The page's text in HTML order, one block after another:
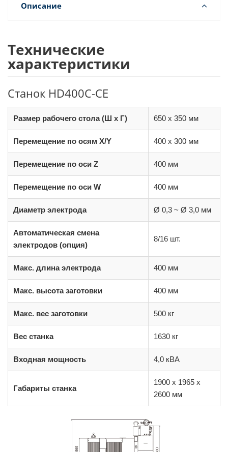
Описание
Технические
характеристики
Станок HD400C-CE
Размер рабочего стола (Ш x Г) 650 x 350 мм
Перемещение по осям X/Y 400 x 300 мм
Перемещение по оси Z 400 мм
Перемещение по оси W 400 мм
Диаметр электрода Ø 0,3 ~ Ø 3,0 мм
Автоматическая смена
электродов (опция)
8/16 шт.
Макс. длина электрода 400 мм
Макс. высота заготовки 400 мм
Макс. вес заготовки 500 кг
Вес станка 1630 кг
Входная мощность 4,0 кВА
Габариты станка
1900 x 1965 x
2600 мм